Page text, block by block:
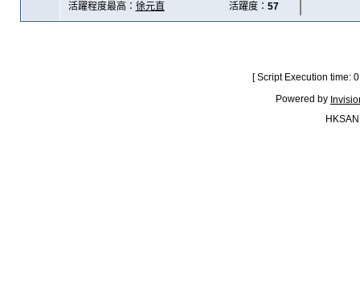
活躍程度最高： 徐元直 活躍度： 57
[ Script Execution time:
Powered by